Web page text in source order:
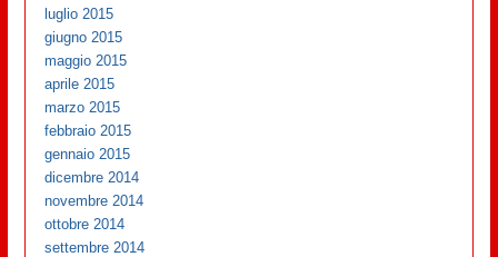
luglio 2015
giugno 2015
maggio 2015
aprile 2015
marzo 2015
febbraio 2015
gennaio 2015
dicembre 2014
novembre 2014
ottobre 2014
settembre 2014